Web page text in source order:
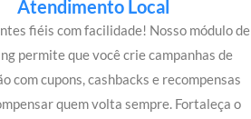
Atendimento Local
fiéis com facilidade! Nosso módulo de
permite que você crie campanhas de
com cupons, cashbacks e recompensas
quem volta sempre. Fortaleça o